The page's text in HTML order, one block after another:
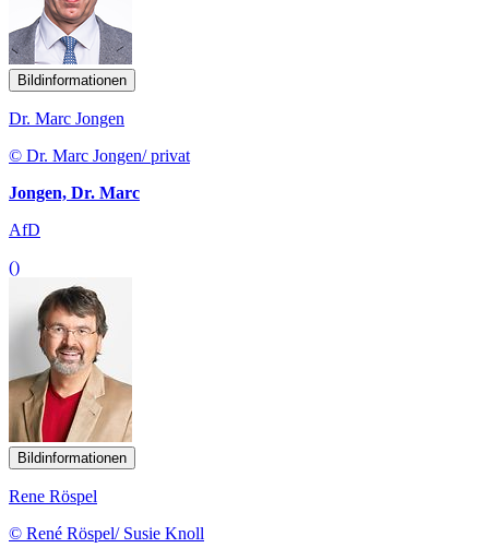
Bildinformationen
Dr. Marc Jongen
© Dr. Marc Jongen/ privat
Jongen, Dr. Marc
AfD
()
Bildinformationen
Rene Röspel
© René Röspel/ Susie Knoll